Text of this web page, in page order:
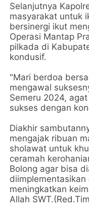
Selanjutnya
masyarakat untuk
bersinergi ikut
Operasi Mantap
pilkada di
kondusif.
"Mari berdoa
mengawal
Semeru 2024,
sukses dengan
Diakhir
mengajak ribuan
sholawat untuk
ceramah
Bolong agar bisa
meningkatkan
Allah